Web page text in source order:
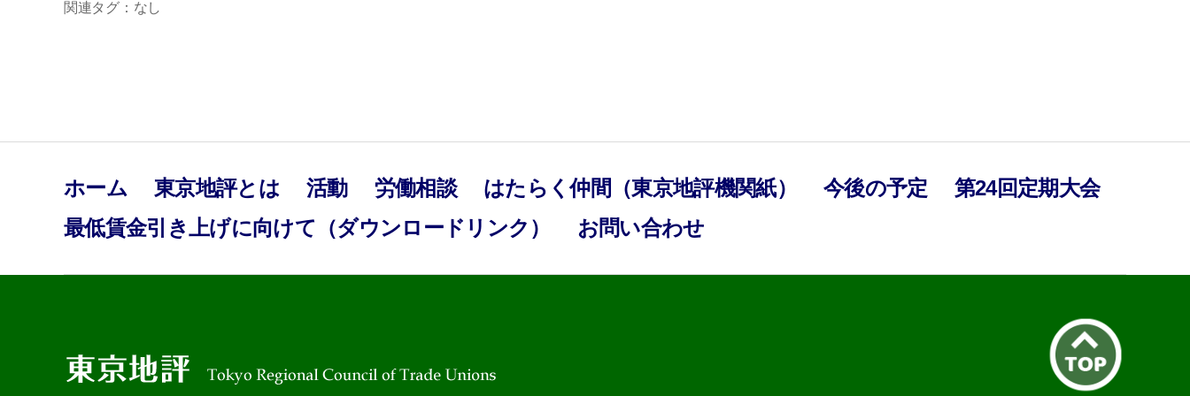
関連タグ：なし
ホーム 東京地評とは 活動 労働相談 はたらく仲間（東京地評機関紙） 今後の予定
第24回定期大会
最低賃金引き上げに向けて（ダウンロードリンク）
お問い合わせ